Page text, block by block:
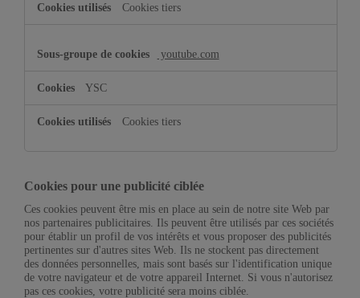
Cookies tiers
youtube.com
YSC
Cookies tiers
Cookies pour une publicité ciblée
Ces cookies peuvent être mis en place au sein de notre site Web par
nos partenaires publicitaires. Ils peuvent être utilisés par ces sociétés
pour établir un profil de vos intérêts et vous proposer des publicités
pertinentes sur d'autres sites Web. Ils ne stockent pas directement
des données personnelles, mais sont basés sur l'identification unique
de votre navigateur et de votre appareil Internet. Si vous n'autorisez
pas ces cookies, votre publicité sera moins ciblée.